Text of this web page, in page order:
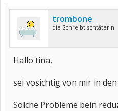
trombone
die Schreibtischtäterin
Hallo tina,
sei vosichtig von mir in
Solche Probleme bein